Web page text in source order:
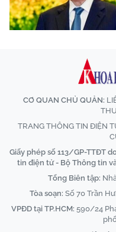
CƠ QUAN CHỦ QUẢN:
TRANG THÔNG TIN ĐIỆN
Giấy phép số 113/GP-TTĐT
tin điện tử - Bộ Thông tin
Tổng Biên tập:
Tòa soạn: Số 70 Trần
VPĐD tại TP.HCM: 590/24